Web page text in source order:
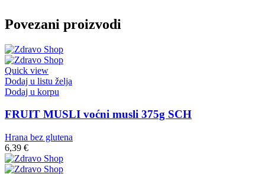
Povezani proizvodi
Quick view
Dodaj u listu želja
Dodaj u korpu
FRUIT MUSLI voćni musli 375g SCH
Hrana bez glutena
6,39 €